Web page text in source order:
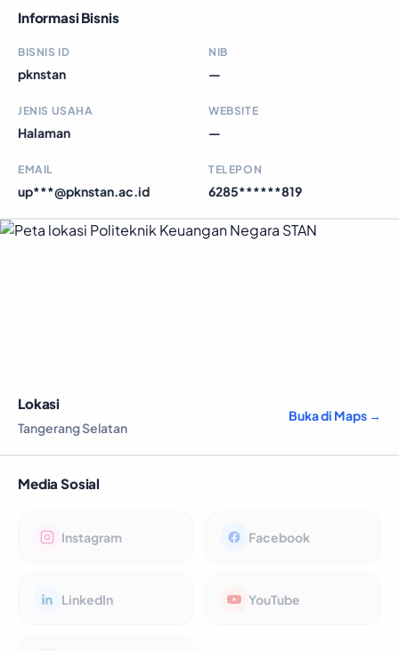
Informasi Bisnis
BISNIS ID
pknstan
NIB
—
JENIS USAHA
Halaman
WEBSITE
—
EMAIL
up***@pknstan.ac.id
TELEPON
6285******819
Lokasi
Tangerang Selatan
Buka di Maps →
Media Sosial
Instagram Facebook
LinkedIn YouTube